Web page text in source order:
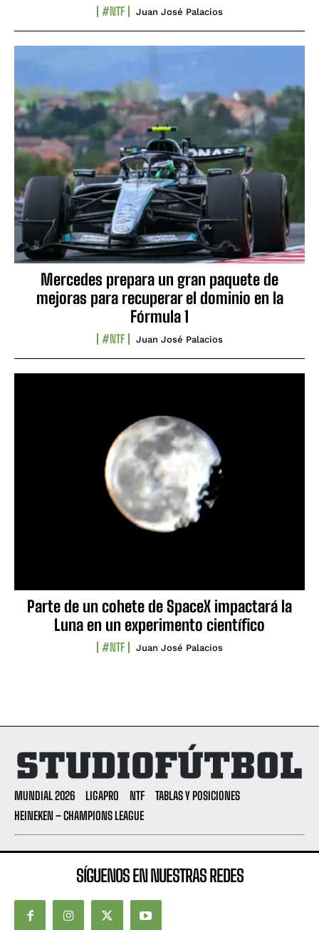
#NTF Juan José Palacios
Mercedes prepara un gran paquete de
mejoras para recuperar el dominio en la
Fórmula 1
#NTF Juan José Palacios
Parte de un cohete de SpaceX impactará la
Luna en un experimento científico
#NTF Juan José Palacios
MUNDIAL 2026 LIGAPRO NTF
TABLAS Y POSICIONES
HEINEKEN – CHAMPIONS LEAGUE
SÍGUENOS EN NUESTRAS REDES